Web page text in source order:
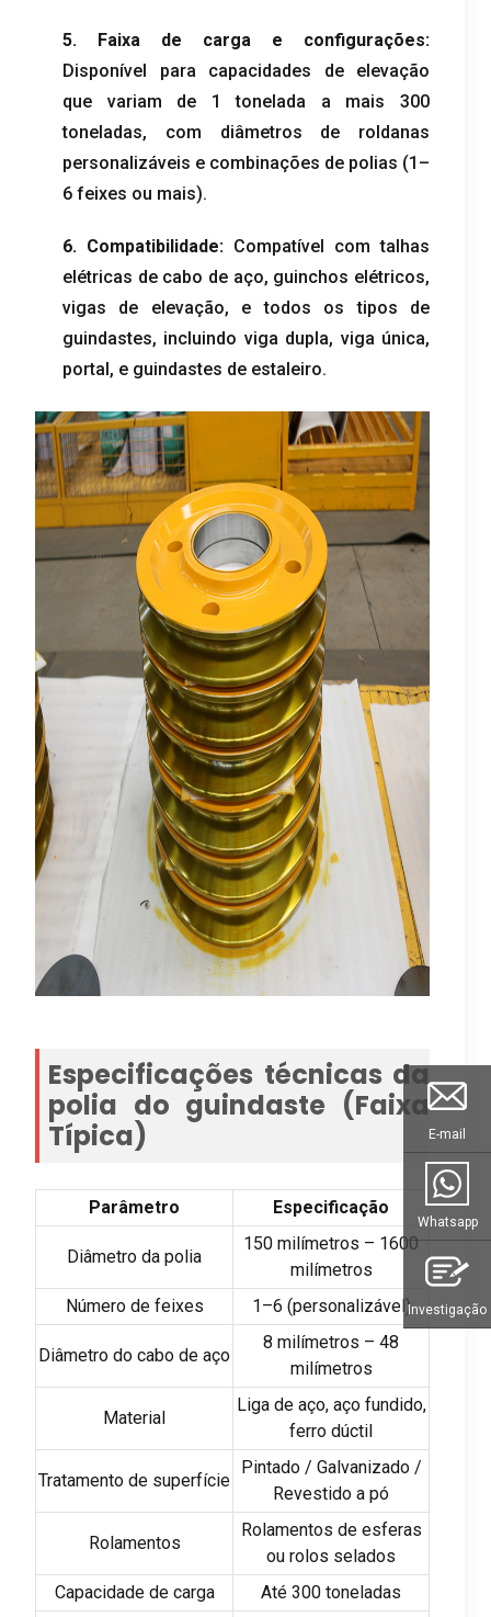
5. Faixa de carga e configurações:
Disponível para capacidades de elevação
que variam de 1 tonelada a mais 300
toneladas, com diâmetros de roldanas
personalizáveis ​​e combinações de polias (1–
6 feixes ou mais).
6. Compatibilidade: Compatível com talhas
elétricas de cabo de aço, guinchos elétricos,
vigas de elevação, e todos os tipos de
guindastes, incluindo viga dupla, viga única,
portal, e guindastes de estaleiro.
Especificações técnicas da
polia do guindaste (Faixa
Típica)
Parâmetro Especificação
Diâmetro da polia
150 milímetros – 1600
milímetros
Número de feixes
1–6 (personalizável)
Diâmetro do cabo de aço
8 milímetros – 48
milímetros
Material
Liga de aço, aço fundido,
ferro dúctil
Tratamento de superfície
Pintado / Galvanizado /
Revestido a pó
Rolamentos
Rolamentos de esferas
ou rolos selados
Capacidade de carga
Até 300 toneladas
E-mail
Whatsapp
Investigação